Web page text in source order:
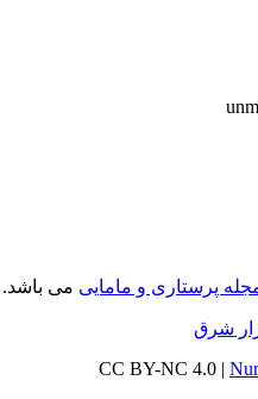
پرستاری و ماماییمی باشد.
شرق